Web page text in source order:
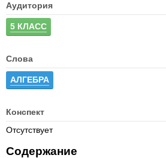
Аудитория
5 КЛАСС
Слова
АЛГЕБРА
Конспект
Отсутствует
Содержание